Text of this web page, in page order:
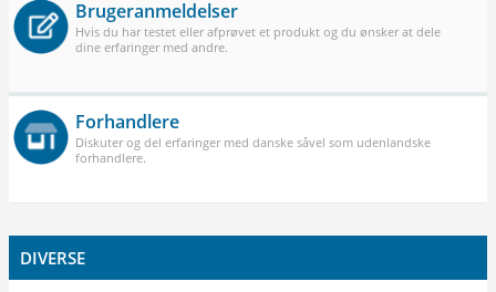
Brugeranmeldelser
Hvis du har testet eller afprøvet et produkt og du ønsker at dele
dine erfaringer med andre.
Forhandlere
Diskuter og del erfaringer med danske såvel som udenlandske
forhandlere.
DIVERSE